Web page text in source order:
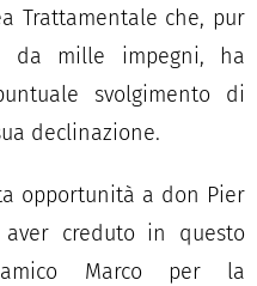
Trattamentale che, pur
da mille impegni, ha
svolgimento di
declinazione.
opportunità a don Pier
creduto in questo
Marco per la